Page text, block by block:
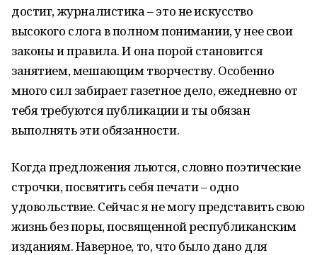
достиг, журналистика – это не искусство
высокого слога в полном понимании, у нее свои
законы и правила. И она порой становится
занятием, мешающим творчеству. Особенно
много сил забирает газетное дело, ежедневно от
тебя требуются публикации и ты обязан
выполнять эти обязанности.
Когда предложения льются, словно поэтические
строчки, пос­вятить себя печати – одно
удовольствие. Сейчас я не могу представить свою
жизнь без поры, посвященной республиканским
изданиям. Наверное, то, что было дано для